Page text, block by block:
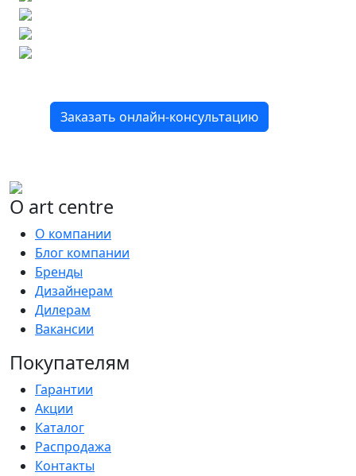
Заказать онлайн-консультацию
О art centre
О компании
Блог компании
Бренды
Дизайнерам
Дилерам
Вакансии
Покупателям
Гарантии
Акции
Каталог
Распродажа
Контакты